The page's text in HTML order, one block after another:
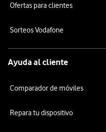
Ofertas para clientes
Sorteos Vodafone
Ayuda al cliente
Comparador de móviles
Repara tu dispositivo